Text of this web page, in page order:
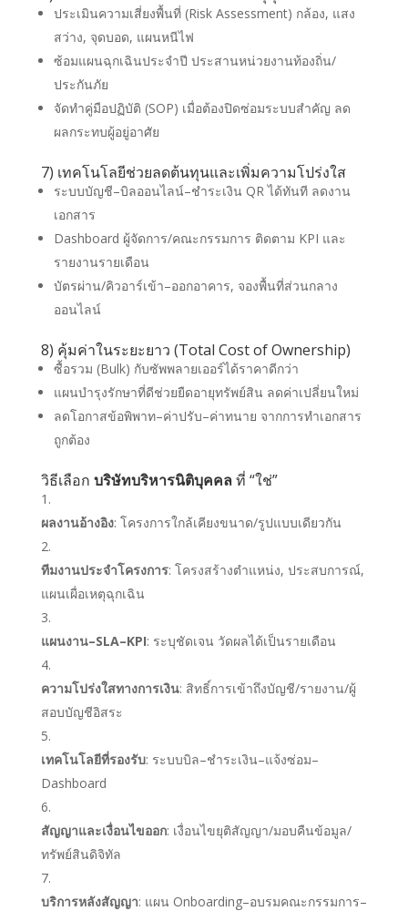
ประเมินความเสี่ยงพื้นที่ (Risk Assessment) กล้อง, แสง
สว่าง, จุดบอด, แผนหนีไฟ
ซ้อมแผนฉุกเฉินประจำปี ประสานหน่วยงานท้องถิ่น/
ประกันภัย
จัดทำคู่มือปฏิบัติ (SOP) เมื่อต้องปิดซ่อมระบบสำคัญ ลด
ผลกระทบผู้อยู่อาศัย
7) เทคโนโลยีช่วยลดต้นทุนและเพิ่มความโปร่งใส
ระบบบัญชี–บิลออนไลน์–ชำระเงิน QR ได้ทันที ลดงาน
เอกสาร
Dashboard ผู้จัดการ/คณะกรรมการ ติดตาม KPI และ
รายงานรายเดือน
บัตรผ่าน/คิวอาร์เข้า–ออกอาคาร, จองพื้นที่ส่วนกลาง
ออนไลน์
8) คุ้มค่าในระยะยาว (Total Cost of Ownership)
ซื้อรวม (Bulk) กับซัพพลายเออร์ได้ราคาดีกว่า
แผนบำรุงรักษาที่ดีช่วยยืดอายุทรัพย์สิน ลดค่าเปลี่ยนใหม่
ลดโอกาสข้อพิพาท–ค่าปรับ–ค่าทนาย จากการทำเอกสาร
ถูกต้อง
วิธีเลือก บริษัทบริหารนิติบุคคลที่ “ใช่”
ผลงานอ้างอิง: โครงการใกล้เคียงขนาด/รูปแบบเดียวกัน
ทีมงานประจำโครงการ: โครงสร้างตำแหน่ง, ประสบการณ์,
แผนเผื่อเหตุฉุกเฉิน
แผนงาน–SLA–KPI: ระบุชัดเจน วัดผลได้เป็นรายเดือน
ความโปร่งใสทางการเงิน: สิทธิ์การเข้าถึงบัญชี/รายงาน/ผู้
สอบบัญชีอิสระ
เทคโนโลยีที่รองรับ: ระบบบิล–ชำระเงิน–แจ้งซ่อม–
Dashboard
สัญญาและเงื่อนไขออก: เงื่อนไขยุติสัญญา/มอบคืนข้อมูล/
ทรัพย์สินดิจิทัล
บริการหลังสัญญา: แผน Onboarding–อบรมคณะกรรมการ–